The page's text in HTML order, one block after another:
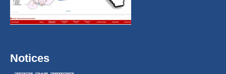
Notices